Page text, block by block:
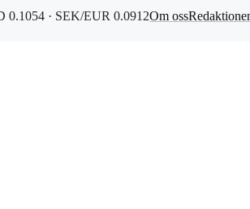
0.1054 · SEK/EUR 0.0912Om oss